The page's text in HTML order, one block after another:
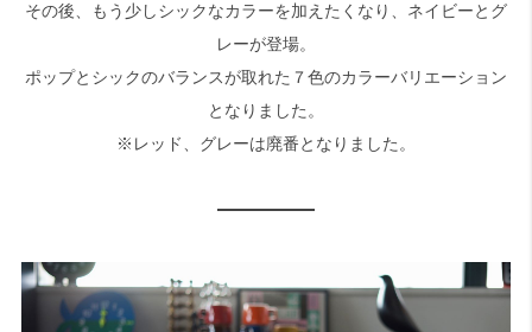
その後、もう少しシックなカラーを加えたくなり、ネイビーとグ
レーが登場。
ポップとシックのバランスが取れた７色のカラーバリエーション
となりました。
※レッド、グレーは廃番となりました。